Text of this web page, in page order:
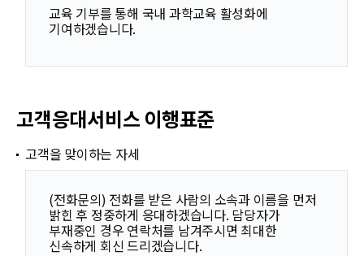
교육 기부를 통해 국내 과학교육 활성화에
기여하겠습니다.
고객응대서비스 이행표준
고객을 맞이하는 자세
(전화문의) 전화를 받은 사람의 소속과 이름을 먼저
밝힌 후 정중하게 응대하겠습니다. 담당자가
부재중인 경우 연락처를 남겨주시면 최대한
신속하게 회신 드리겠습니다.